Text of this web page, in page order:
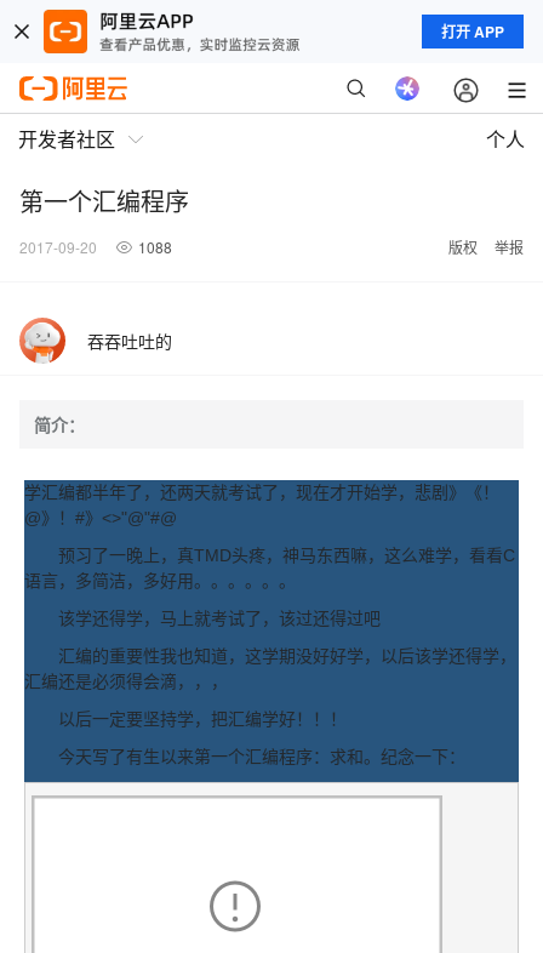
打开 APP
开发者社区 个人
第一个汇编程序
2017-09-20 1088 版权 举报
吞吞吐吐的
简介：
学汇编都半年了，还两天就考试了，现在才开始学，悲剧》《！
@》！#》<>"@"#@
预习了一晚上，真TMD头疼，神马东西嘛，这么难学，看看C
语言，多简洁，多好用。。。。。。
该学还得学，马上就考试了，该过还得过吧
汇编的重要性我也知道，这学期没好好学，以后该学还得学，
汇编还是必须得会滴，，，
以后一定要坚持学，把汇编学好！！！
今天写了有生以来第一个汇编程序：求和。纪念一下：